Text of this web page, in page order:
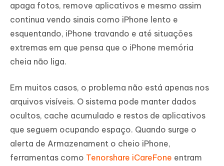
apaga fotos, remove aplicativos e mesmo assim
continua vendo sinais como iPhone lento e
esquentando, iPhone travando e até situações
extremas em que pensa que o iPhone memória
cheia não liga.
Em muitos casos, o problema não está apenas nos
arquivos visíveis. O sistema pode manter dados
ocultos, cache acumulado e restos de aplicativos
que seguem ocupando espaço. Quando surge o
alerta de Armazenament o cheio iPhone,
ferramentas como Tenorshare iCareFone entram